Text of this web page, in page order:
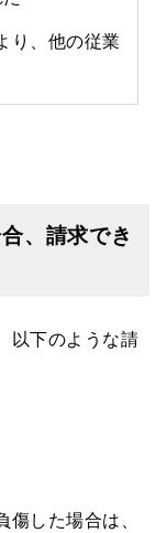
り、他の従業
、請求でき
以下のような請
した場合は、